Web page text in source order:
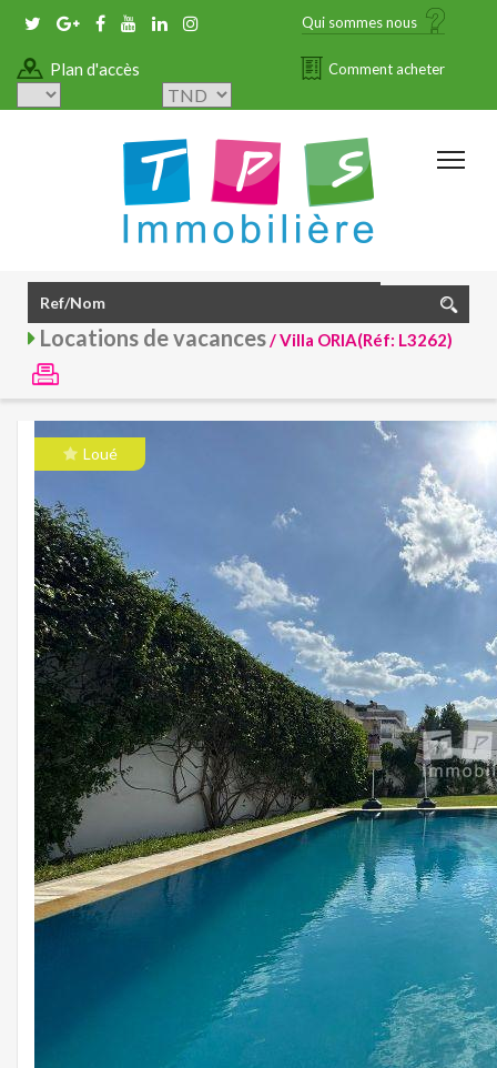
Qui sommes nous
Plan d'accès Comment acheter
Locations de vacances/ Villa ORIA(Réf: L3262)
Loué